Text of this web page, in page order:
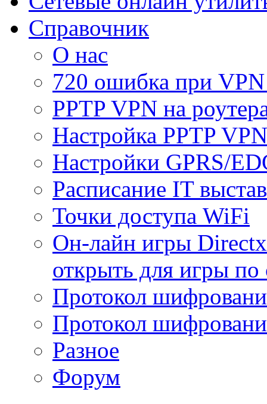
Справочник
О нас
720 ошибка при
PPTP VPN на
Настройка PPTP
Настройки GPRS/
Расписание IT
Точки доступа WiFi
Он-лайн игры
открыть для игры по
Протокол
Протокол
Разное
Форум